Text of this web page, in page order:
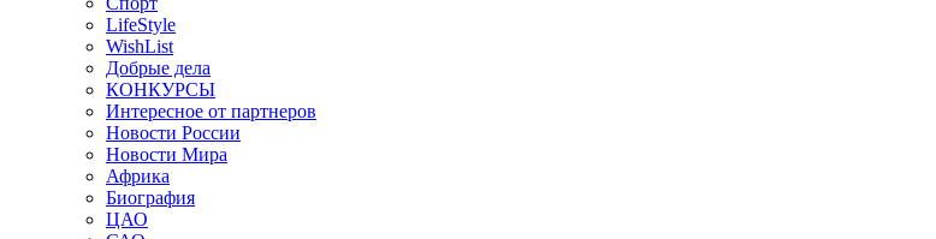
LifeStyle
WishList
Добрые дела
КОНКУРСЫ
Интересное от партнеров
Новости России
Новости Мира
Африка
Биография
ЦАО